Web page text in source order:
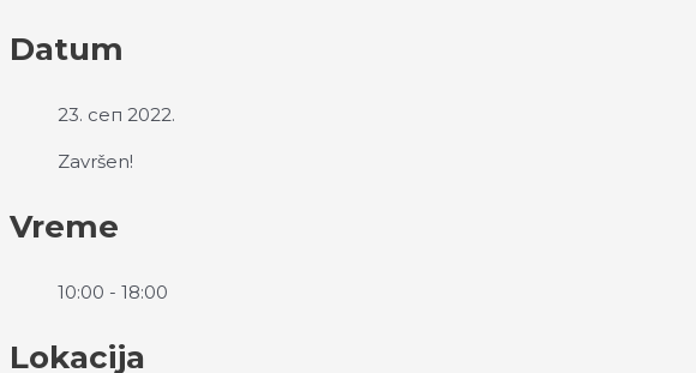
Datum
23. сеп 2022.
Završen!
Vreme
10:00 - 18:00
Lokacija